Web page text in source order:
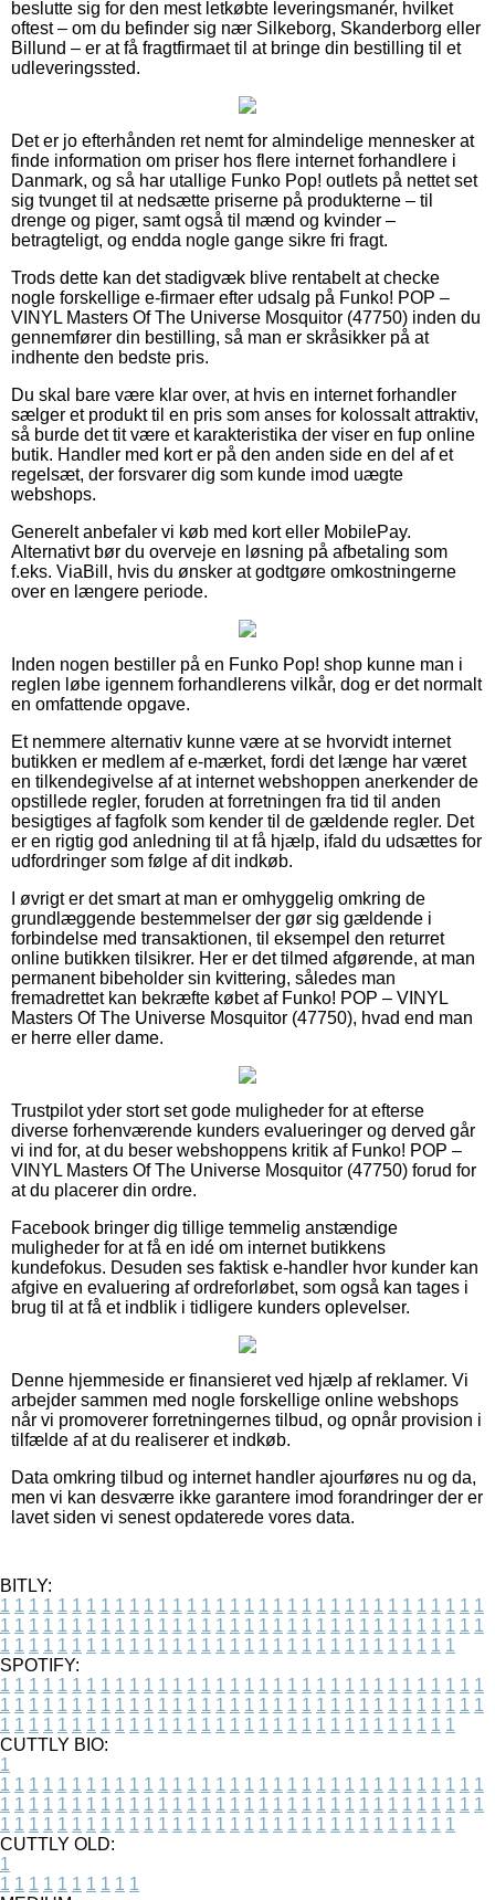
beslutte sig for den mest letkøbte leveringsmanér, hvilket
oftest – om du befinder sig nær Silkeborg, Skanderborg eller
Billund – er at få fragtfirmaet til at bringe din bestilling til et
udleveringssted.
Det er jo efterhånden ret nemt for almindelige mennesker at
finde information om priser hos flere internet forhandlere i
Danmark, og så har utallige Funko Pop! outlets på nettet set
sig tvunget til at nedsætte priserne på produkterne – til
drenge og piger, samt også til mænd og kvinder –
betragteligt, og endda nogle gange sikre fri fragt.
Trods dette kan det stadigvæk blive rentabelt at checke
nogle forskellige e-firmaer efter udsalg på Funko! POP –
VINYL Masters Of The Universe Mosquitor (47750) inden du
gennemfører din bestilling, så man er skråsikker på at
indhente den bedste pris.
Du skal bare være klar over, at hvis en internet forhandler
sælger et produkt til en pris som anses for kolossalt attraktiv,
så burde det tit være et karakteristika der viser en fup online
butik. Handler med kort er på den anden side en del af et
regelsæt, der forsvarer dig som kunde imod uægte
webshops.
Generelt anbefaler vi køb med kort eller MobilePay.
Alternativt bør du overveje en løsning på afbetaling som
f.eks. ViaBill, hvis du ønsker at godtgøre omkostningerne
over en længere periode.
Inden nogen bestiller på en Funko Pop! shop kunne man i
reglen løbe igennem forhandlerens vilkår, dog er det normalt
en omfattende opgave.
Et nemmere alternativ kunne være at se hvorvidt internet
butikken er medlem af e-mærket, fordi det længe har været
en tilkendegivelse af at internet webshoppen anerkender de
opstillede regler, foruden at forretningen fra tid til anden
besigtiges af fagfolk som kender til de gældende regler. Det
er en rigtig god anledning til at få hjælp, ifald du udsættes for
udfordringer som følge af dit indkøb.
I øvrigt er det smart at man er omhyggelig omkring de
grundlæggende bestemmelser der gør sig gældende i
forbindelse med transaktionen, til eksempel den returret
online butikken tilsikrer. Her er det tilmed afgørende, at man
permanent bibeholder sin kvittering, således man
fremadrettet kan bekræfte købet af Funko! POP – VINYL
Masters Of The Universe Mosquitor (47750), hvad end man
er herre eller dame.
Trustpilot yder stort set gode muligheder for at efterse
diverse forhenværende kunders evalueringer og derved går
vi ind for, at du beser webshoppens kritik af Funko! POP –
VINYL Masters Of The Universe Mosquitor (47750) forud for
at du placerer din ordre.
Facebook bringer dig tillige temmelig anstændige
muligheder for at få en idé om internet butikkens
kundefokus. Desuden ses faktisk e-handler hvor kunder kan
afgive en evaluering af ordreforløbet, som også kan tages i
brug til at få et indblik i tidligere kunders oplevelser.
Denne hjemmeside er finansieret ved hjælp af reklamer. Vi
arbejder sammen med nogle forskellige online webshops
når vi promoverer forretningernes tilbud, og opnår provision i
tilfælde af at du realiserer et indkøb.
Data omkring tilbud og internet handler ajourføres nu og da,
men vi kan desværre ikke garantere imod forandringer der er
lavet siden vi senest opdaterede vores data.
BITLY:
1 1 1 1 1 1 1 1 1 1 1 1 1 1 1 1 1 1 1 1 1 1 1 1 1 1 1 1 1 1 1 1 1 1
1 1 1 1 1 1 1 1 1 1 1 1 1 1 1 1 1 1 1 1 1 1 1 1 1 1 1 1 1 1 1 1 1 1
1 1 1 1 1 1 1 1 1 1 1 1 1 1 1 1 1 1 1 1 1 1 1 1 1 1 1 1 1 1 1 1
SPOTIFY:
1 1 1 1 1 1 1 1 1 1 1 1 1 1 1 1 1 1 1 1 1 1 1 1 1 1 1 1 1 1 1 1 1 1
1 1 1 1 1 1 1 1 1 1 1 1 1 1 1 1 1 1 1 1 1 1 1 1 1 1 1 1 1 1 1 1 1 1
1 1 1 1 1 1 1 1 1 1 1 1 1 1 1 1 1 1 1 1 1 1 1 1 1 1 1 1 1 1 1 1
CUTTLY BIO:
1
1 1 1 1 1 1 1 1 1 1 1 1 1 1 1 1 1 1 1 1 1 1 1 1 1 1 1 1 1 1 1 1 1 1
1 1 1 1 1 1 1 1 1 1 1 1 1 1 1 1 1 1 1 1 1 1 1 1 1 1 1 1 1 1 1 1 1 1
1 1 1 1 1 1 1 1 1 1 1 1 1 1 1 1 1 1 1 1 1 1 1 1 1 1 1 1 1 1 1 1
CUTTLY OLD:
1
1 1 1 1 1 1 1 1 1 1